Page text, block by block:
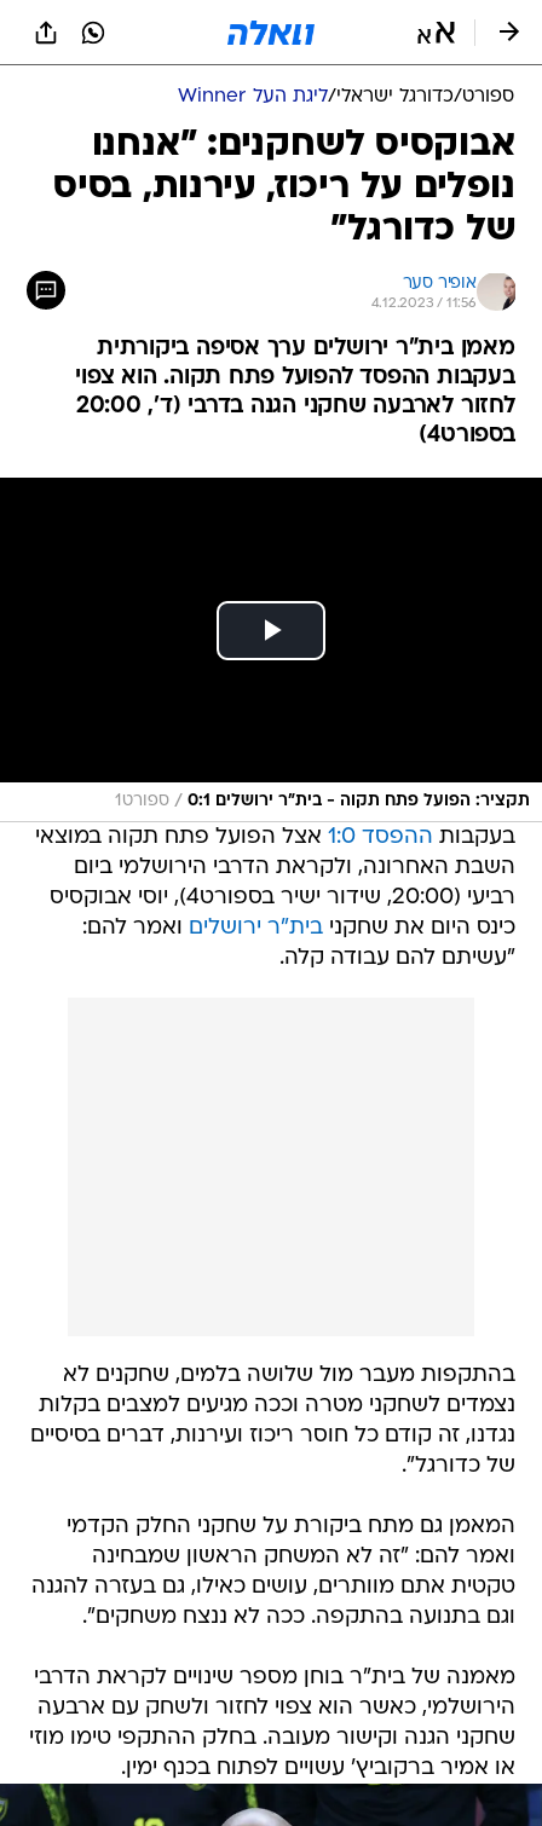
ספורט/כדורגל ישראלי/ליגת העל Winner
אבוקסיס לשחקנים: "אנחנו
נופלים על ריכוז, עירנות, בסיס
של כדורגל"
אופיר סער
4.12.2023 / 11:56
מאמן בית"ר ירושלים ערך אסיפה ביקורתית
בעקבות ההפסד להפועל פתח תקוה. הוא צפוי
לחזור לארבעה שחקני הגנה בדרבי (ד', 20:00
בספורט4)
תקציר: הפועל פתח תקוה - בית"ר ירושלים 0:1 / ספורט1
בעקבות ההפסד 1:0
אצל הפועל פתח תקוה במוצאי
השבת האחרונה, ולקראת הדרבי הירושלמי ביום
רביעי (20:00, שידור ישיר בספורט4), יוסי אבוקסיס
כינס היום את שחקניבית"ר ירושלים ואמר להם:
"עשיתם להם עבודה קלה.
בהתקפות מעבר מול שלושה בלמים, שחקנים לא
נצמדים לשחקני מטרה וככה מגיעים למצבים בקלות
נגדנו, זה קודם כל חוסר ריכוז ועירנות, דברים בסיסיים
של כדורגל".
המאמן גם מתח ביקורת על שחקני החלק הקדמי
ואמר להם: "זה לא המשחק הראשון שמבחינה
טקטית אתם מוותרים, עושים כאילו, גם בעזרה להגנה
וגם בתנועה בהתקפה. ככה לא ננצח משחקים".
מאמנה של בית"ר בוחן מספר שינויים לקראת הדרבי
הירושלמי, כאשר הוא צפוי לחזור ולשחק עם ארבעה
שחקני הגנה וקישור מעובה. בחלק ההתקפי טימו מוזי
או אמיר ברקוביץ' עשויים לפתוח בכנף ימין.